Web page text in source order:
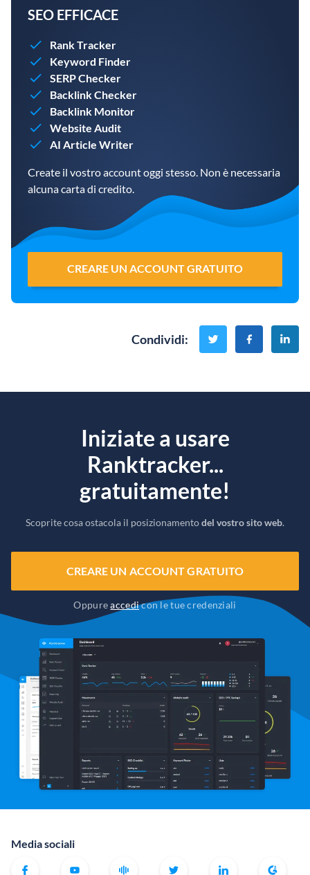
SEO EFFICACE
Rank Tracker
Keyword Finder
SERP Checker
Backlink Checker
Backlink Monitor
Website Audit
AI Article Writer
Create il vostro account oggi stesso. Non è necessaria
alcuna carta di credito.
CREARE UN ACCOUNT GRATUITO
Condividi:
Iniziate a usare
Ranktracker...
gratuitamente!
Scoprite cosa ostacola il posizionamentodel vostro sito web.
CREARE UN ACCOUNT GRATUITO
Oppureaccedicon le tue credenziali
Media sociali